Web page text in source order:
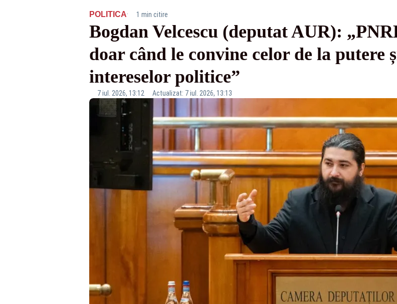
POLITICA· 1 min citire
Bogdan Velcescu (deputat AUR):
doar când le convine celor de la putere
intereselor politice”
7 iul. 2026, 13:12 Actualizat: 7 iul. 2026, 13:13